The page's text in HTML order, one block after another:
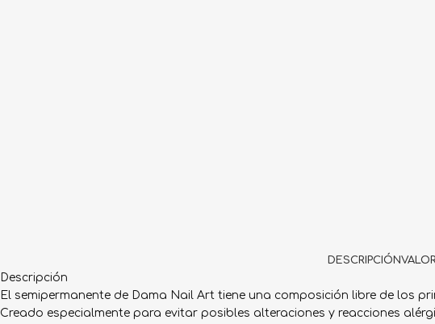
DESCRIPCIÓN
Descripción
El semipermanente de Dama Nail Art tiene una composición libre de los
Creado especialmente para evitar posibles alteraciones y reacciones